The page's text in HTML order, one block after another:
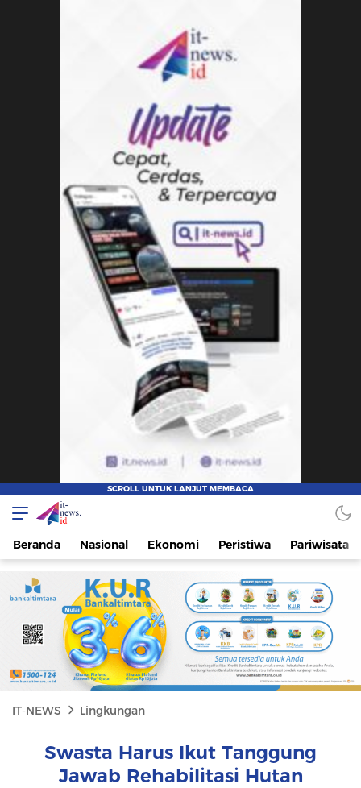
IT-NEWS
Update Cepat, Cerdas, dan Terpercaya
Beranda Nasional Ekonomi Peristiwa Pariwisata
IT-NEWS Lingkungan
Swasta Harus Ikut Tanggung
Jawab Rehabilitasi Hutan